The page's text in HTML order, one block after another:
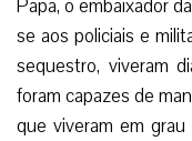
Papa, o embaixador
se aos policiais e
sequestro, viveram
foram capazes de
que viveram em